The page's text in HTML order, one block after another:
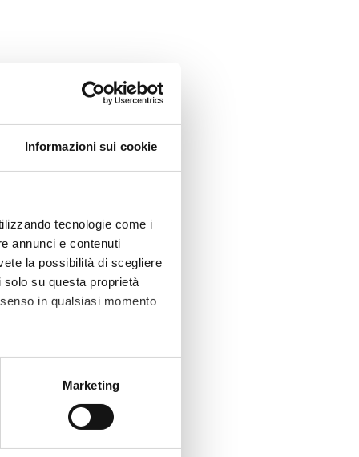
Informazioni sui cookie
tecnologie come i
annunci e contenuti
la possibilità di scegliere
su questa proprietà
in qualsiasi momento
metro,Marketing